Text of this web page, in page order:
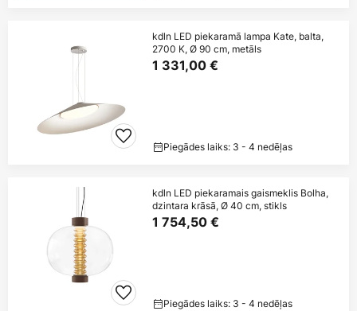
kdln LED piekaramā lampa Kate, balta,
2700 K, Ø 90 cm, metāls
1 331,00 €
Piegādes laiks: 3 - 4 nedēļas
kdln LED piekaramais gaismeklis Bolha,
dzintara krāsā, Ø 40 cm, stikls
1 754,50 €
Piegādes laiks: 3 - 4 nedēļas